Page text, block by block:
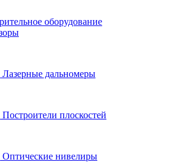
оборудование
Лазерные дальномеры
Построители плоскостей
Оптические нивелиры